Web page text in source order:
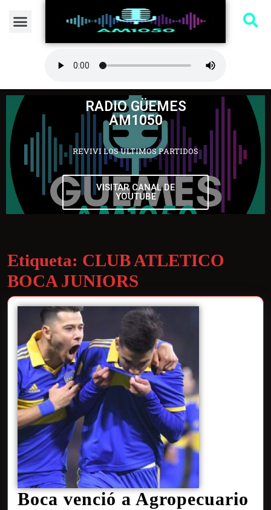
RADIO GÜEMES
AM1050
REVIVI LOS ULTIMOS PARTIDOS
VISITAR CANAL DE
YOUTUBE
Etiqueta: CLUB ATLETICO
BOCA JUNIORS
Boca venció a Agropecuario